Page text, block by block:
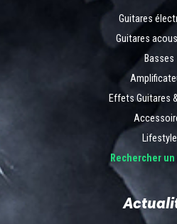
Guitares
Guitares
Basses
Effets Guitares
Lifestyle
Rechercher